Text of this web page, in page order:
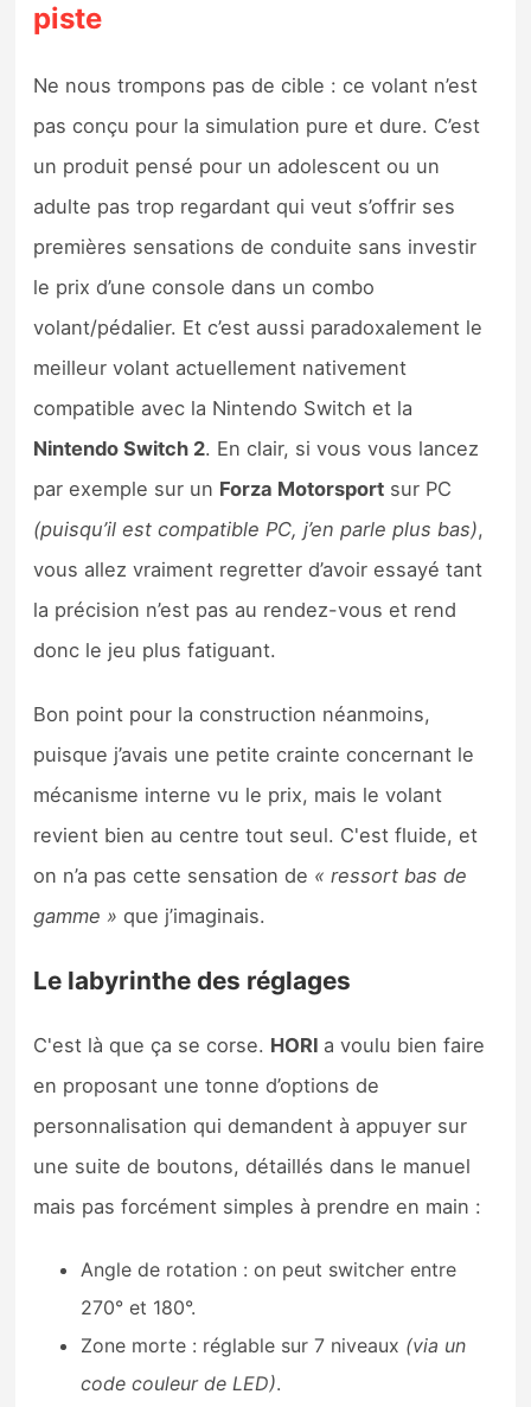
piste
Ne nous trompons pas de cible : ce volant n’est
pas conçu pour la simulation pure et dure. C’est
un produit pensé pour un adolescent ou un
adulte pas trop regardant qui veut s’offrir ses
premières sensations de conduite sans investir
le prix d’une console dans un combo
volant/pédalier. Et c’est aussi paradoxalement le
meilleur volant actuellement nativement
compatible avec la Nintendo Switch et la
Nintendo Switch 2. En clair, si vous vous lancez
par exemple sur un Forza Motorsport sur PC
(puisqu’il est compatible PC, j’en parle plus bas),
vous allez vraiment regretter d’avoir essayé tant
la précision n’est pas au rendez-vous et rend
donc le jeu plus fatiguant.
Bon point pour la construction néanmoins,
puisque j’avais une petite crainte concernant le
mécanisme interne vu le prix, mais le volant
revient bien au centre tout seul. C'est fluide, et
on n’a pas cette sensation de « ressort bas de
gamme » que j’imaginais.
Le labyrinthe des réglages
C'est là que ça se corse. HORI a voulu bien faire
en proposant une tonne d’options de
personnalisation qui demandent à appuyer sur
une suite de boutons, détaillés dans le manuel
mais pas forcément simples à prendre en main :
Angle de rotation : on peut switcher entre
270° et 180°.
Zone morte : réglable sur 7 niveaux (via un
code couleur de LED).